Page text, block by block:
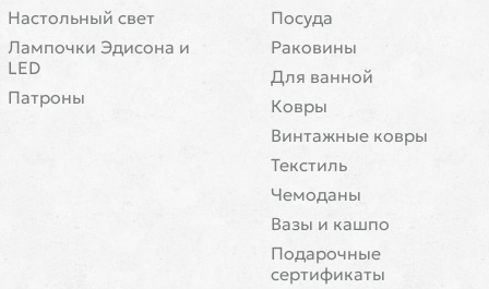
Настольный свет
Лампочки Эдисона и
LED
Патроны
Посуда
Раковины
Для ванной
Ковры
Винтажные ковры
Текстиль
Чемоданы
Вазы и кашпо
Подарочные
сертификаты